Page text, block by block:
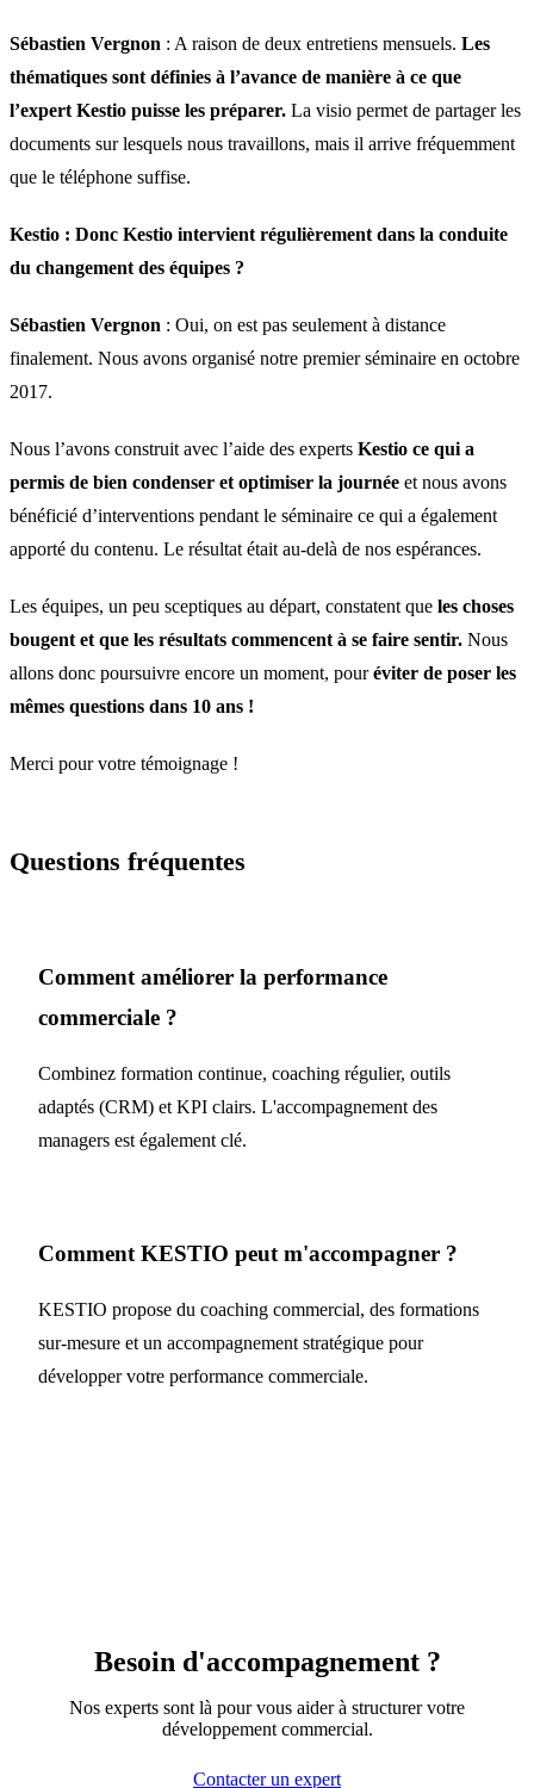
Sébastien Vergnon : A raison de deux entretiens mensuels. Les
thématiques sont définies à l’avance de manière à ce que
l’expert Kestio puisse les préparer. La visio permet de partager les
documents sur lesquels nous travaillons, mais il arrive fréquemment
que le téléphone suffise.
Kestio : Donc Kestio intervient régulièrement dans la conduite
du changement des équipes ?
Sébastien Vergnon : Oui, on est pas seulement à distance
finalement. Nous avons organisé notre premier séminaire en octobre
2017.
Nous l’avons construit avec l’aide des experts Kestio ce qui a
permis de bien condenser et optimiser la journée et nous avons
bénéficié d’interventions pendant le séminaire ce qui a également
apporté du contenu. Le résultat était au-delà de nos espérances.
Les équipes, un peu sceptiques au départ, constatent que les choses
bougent et que les résultats commencent à se faire sentir. Nous
allons donc poursuivre encore un moment, pouréviter de poser les
mêmes questions dans 10 ans !
Merci pour votre témoignage !
Questions fréquentes
Comment améliorer la performance
commerciale ?
Combinez formation continue, coaching régulier, outils
adaptés (CRM) et KPI clairs. L'accompagnement des
managers est également clé.
Comment KESTIO peut m'accompagner ?
KESTIO propose du coaching commercial, des formations
sur-mesure et un accompagnement stratégique pour
développer votre performance commerciale.
Besoin d'accompagnement ?
Nos experts sont là pour vous aider à structurer votre
développement commercial.
Contacter un expert